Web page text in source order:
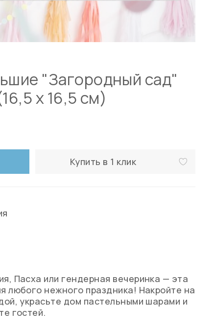
"Загородный сад"
х 16,5 см)
Купить в 1 клик
Пасха или гендерная вечеринка — эта
любого нежного праздника! Накройте на
украсьте дом пастельными шарами и
гостей.